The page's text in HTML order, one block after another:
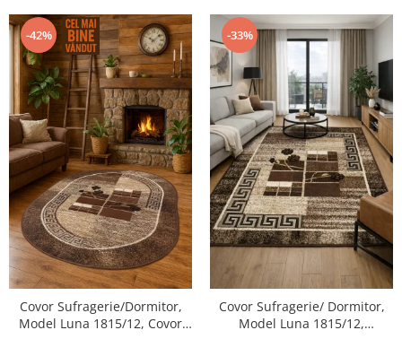
-42%
Covor Sufragerie/Dormitor,
Model Luna 1815/12, Covor
-33%
Covor Sufragerie/ Dormitor,
Model Luna 1815/12,